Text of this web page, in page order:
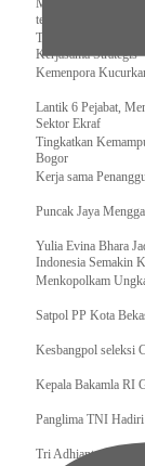
Menag RI dan Dua
termasuk Beasiswa
Tiba di Tanah Air,
Kerjasama Strategis
Kemenpora
Lantik 6 Pejabat,
Sektor Ekraf
Tingkatkan
Bogor
Kerja sama
Puncak Jaya
Yulia Evina Bhara
Indonesia Semakin
Menkopolkam
Satpol PP Kota
Kesbangpol seleksi
Kepala Bakamla RI
Panglima TNI Hadiri
Tri Adhianto : Kota